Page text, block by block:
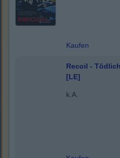
Kaufen
Recoil -
[LE]
k.A.